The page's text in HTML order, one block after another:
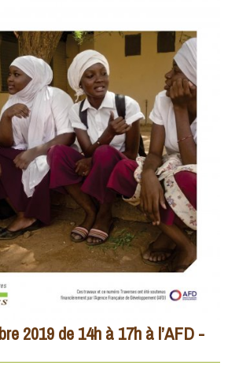
2019 de 14h à 17h à l’AFD -